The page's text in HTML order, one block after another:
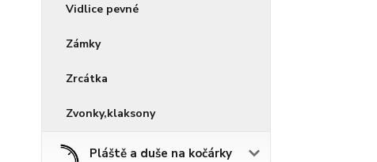
Vidlice pevné
Zámky
Zrcátka
Zvonky,klaksony
Pláště a duše na kočárky